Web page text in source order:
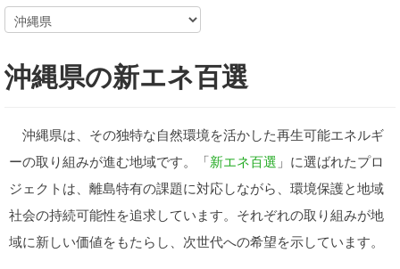
沖縄県の新エネ百選
沖縄県は、その独特な自然環境を活かした再生可能エネルギ
ーの取り組みが進む地域です。「新エネ百選 」に選ばれたプロ
ジェクトは、離島特有の課題に対応しながら、環境保護と地域
社会の持続可能性を追求しています。それぞれの取り組みが地
域に新しい価値をもたらし、次世代への希望を示しています。